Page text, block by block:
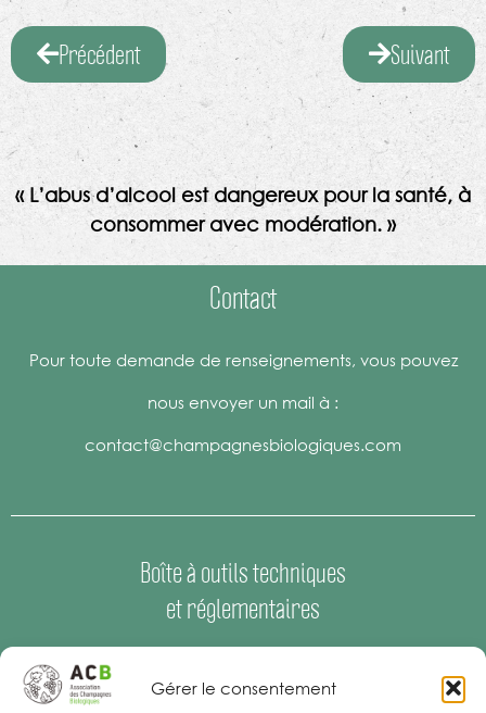
Gérer le consentement
Précédent Suivant
« L’abus d’alcool est dangereux pour la santé, à
consommer avec modération. »
Contact
Pour toute demande de renseignements, vous pouvez
nous envoyer un mail à :
contact@champagnesbiologiques.com
Boîte à outils techniques
et réglementaires
Espace Presse